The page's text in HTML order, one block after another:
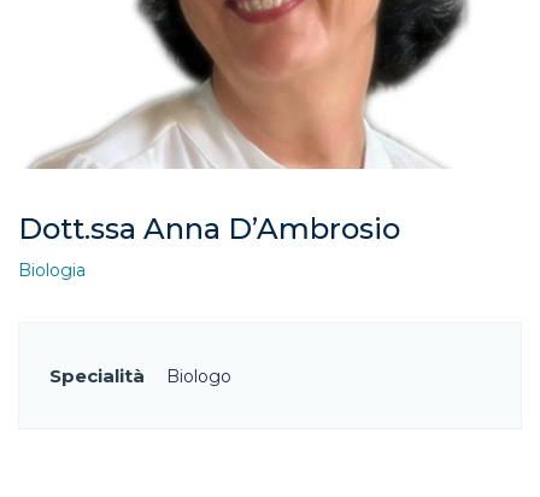
Dott.ssa Anna D’Ambrosio
Biologia
Specialità Biologo